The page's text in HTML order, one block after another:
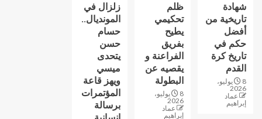
شهادة
تاريخية من
أفضل
حكم في
تاريخ كرة
القدم
8 يوليو،
2026
عماد
إبراهيم
ظلم
تحكيمي
يطيح
بفريق
الفراعنة و
يقصيه عن
البطولة
8 يوليو،
2026
عماد
إبراهيم
زلزال في
المونديال..
حسام
حسن
يتحدى
ميسي
ويهز قاعة
المؤتمرات
برسالة